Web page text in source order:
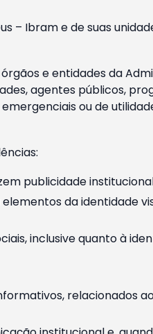
– Ibram e de suas
e entidades da
agentes públicos,
ou de
publicidade
da identidade
inclusive quanto à
relacionados